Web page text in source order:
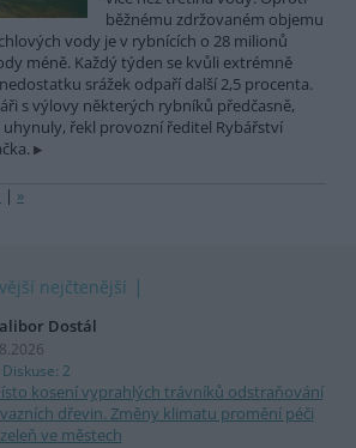
běžnému zdržovaném objemu
vody je v rybnících o 28 milionů
méně. Každý týden se kvůli extrémně
srážek odpaří další 2,5 procenta.
s výlovy některých rybníků předčasně,
řekl provozní ředitel Rybářství
| »
nejčtenější
Dostál
Diskuse: 2
kosení vyprahlých trávníků odstraňování
dřevin. Změny klimatu promění péči
ve městech